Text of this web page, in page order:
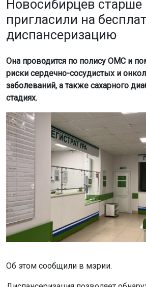
Новосибирцев старше
пригласили на
диспансеризацию
Она проводится по полису ОМС и
риски сердечно-сосудистых и
заболеваний, а также сахарного
стадиях.
Об этом сообщили в мэрии.